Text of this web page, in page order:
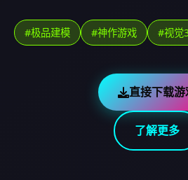
#极品建模 #神作游戏 #视觉
直接下载游
了解更多